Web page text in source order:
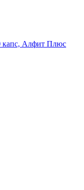
капс, Алфит Плюс